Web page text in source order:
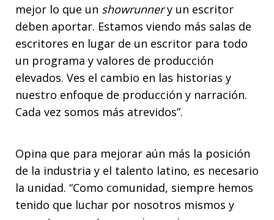
mejor lo que un showrunnery un escritor
deben aportar. Estamos viendo más salas de
escritores en lugar de un escritor para todo
un programa y valores de producción
elevados. Ves el cambio en las historias y
nuestro enfoque de producción y narración.
Cada vez somos más atrevidos”.
Opina que para mejorar aún más la posición
de la industria y el talento latino, es necesario
la unidad. “Como comunidad, siempre hemos
tenido que luchar por nosotros mismos y